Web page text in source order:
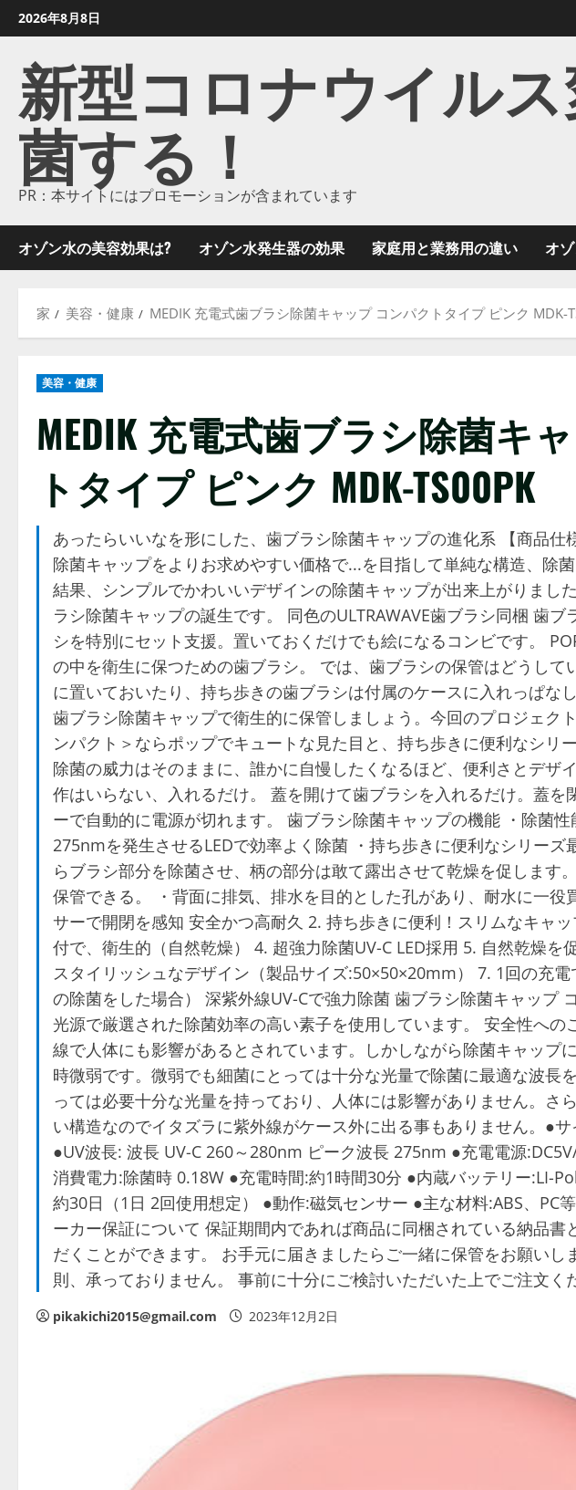
ン
2026年8月8日
新型コロナウイルス
菌する！
PR：本サイトにはプロモーションが含まれています
オゾン水の美容効果は? オゾン水発生器の効果 家庭用と業務用の違い オ
家 美容・健康 MEDIK 充電式歯ブラシ除菌キャップ コンパクトタイプ ピンク MDK-
美容・健康
MEDIK 充電式歯ブラシ除菌キ
トタイプ ピンク MDK-TS00PK
あったらいいなを形にした、歯ブラシ除菌キャップの進化系 【商品仕
除菌キャップをよりお求めやすい価格で...を目指して単純な構造、除
結果、シンプルでかわいいデザインの除菌キャップが出来上がりまし
ラシ除菌キャップの誕生です。 同色のULTRAWAVE歯ブラシ同梱 歯
シを特別にセット支援。置いておくだけでも絵になるコンビです。
の中を衛生に保つための歯ブラシ。 では、歯ブラシの保管はどうして
に置いておいたり、持ち歩きの歯ブラシは付属のケースに入れっぱな
歯ブラシ除菌キャップで衛生的に保管しましょう。今回のプロジェク
ンパクト＞ならポップでキュートな見た目と、持ち歩きに便利なシリ
除菌の威力はそのままに、誰かに自慢したくなるほど、便利さとデザ
作はいらない、入れるだけ。 蓋を開けて歯ブラシを入れるだけ。蓋を
ーで自動的に電源が切れます。 歯ブラシ除菌キャップの機能 ・除菌
275nmを発生させるLEDで効率よく除菌 ・持ち歩きに便利なシリーズ
らブラシ部分を除菌させ、柄の部分は敢て露出させて乾燥を促します
保管できる。 ・背面に排気、排水を目的とした孔があり、耐水に一役
サーで開閉を感知 安全かつ高耐久 2. 持ち歩きに便利！スリムなキャ
付で、衛生的（自然乾燥） 4. 超強力除菌UV-C LED採用 5. 自然乾燥を
スタイリッシュなデザイン（製品サイズ:50×50×20mm） 7. 1回の充
の除菌をした場合） 深紫外線UV-Cで強力除菌 歯ブラシ除菌キャップ
光源で厳選された除菌効率の高い素子を使用しています。 安全性への
線で人体にも影響があるとされています。しかしながら除菌キャップ
時微弱です。微弱でも細菌にとっては十分な光量で除菌に最適な波長
っては必要十分な光量を持っており、人体には影響がありません。さ
い構造なのでイタズラに紫外線がケース外に出る事もありません。●
●UV波長: 波長 UV-C 260～280nm ピーク波長 275nm ●充電電源
消費電力:除菌時 0.18W ●充電時間:約1時間30分 ●内蔵バッテリー:LI-
約30日（1日 2回使用想定） ●動作:磁気センサー ●主な材料:ABS、PC
ーカー保証について 保証期間内であれば商品に同梱されている納品書
だくことができます。 お手元に届きましたらご一緒に保管をお願いし
則、承っておりません。 事前に十分にご検討いただいた上でご注文く
pikakichi2015@gmail.com 2023年12月2日